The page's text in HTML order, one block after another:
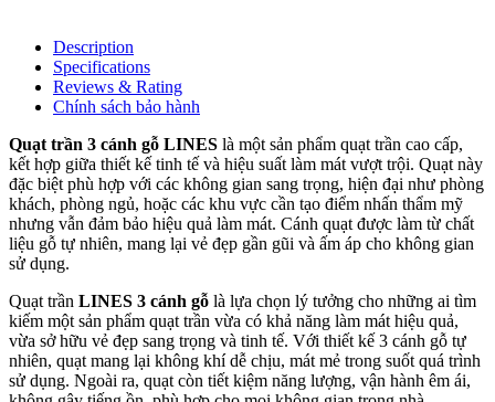
Description
Specifications
Reviews & Rating
Chính sách bảo hành
Quạt trần 3 cánh gỗ LINES là một sản phẩm quạt trần cao cấp,
kết hợp giữa thiết kế tinh tế và hiệu suất làm mát vượt trội. Quạt này
đặc biệt phù hợp với các không gian sang trọng, hiện đại như phòng
khách, phòng ngủ, hoặc các khu vực cần tạo điểm nhấn thẩm mỹ
nhưng vẫn đảm bảo hiệu quả làm mát. Cánh quạt được làm từ chất
liệu gỗ tự nhiên, mang lại vẻ đẹp gần gũi và ấm áp cho không gian
sử dụng.
Quạt trần LINES 3 cánh gỗ là lựa chọn lý tưởng cho những ai tìm
kiếm một sản phẩm quạt trần vừa có khả năng làm mát hiệu quả,
vừa sở hữu vẻ đẹp sang trọng và tinh tế. Với thiết kế 3 cánh gỗ tự
nhiên, quạt mang lại không khí dễ chịu, mát mẻ trong suốt quá trình
sử dụng. Ngoài ra, quạt còn tiết kiệm năng lượng, vận hành êm ái,